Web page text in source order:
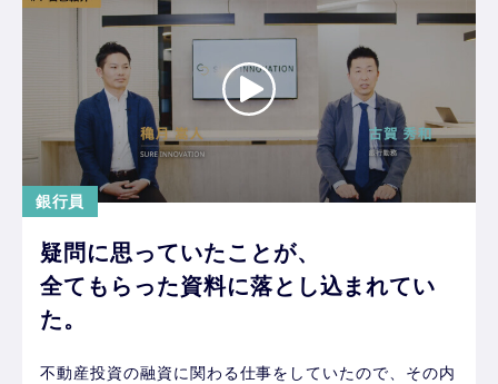
銀行員
疑問に思っていたことが、
全てもらった資料に落とし込まれてい
た。
不動産投資の融資に関わる仕事をしていたので、その内